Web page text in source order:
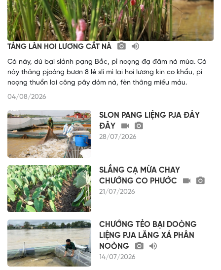
TẢNG LÀN HOI LƯƠNG CẮT NÀ
Cà này, dú bại slảnh pạng Bắc, pỉ noọng đạ đăm nà mùa. Cà
này thâng pjoỏng bươn 8 lẻ slì mì lai hoi lương kin co khẩu, pỉ
noọng thuổn lai công pây dỏm nà, fèn thâng miều mảu.
04/08/2026
SLON PANG LIỆNG PJA ĐẢY
ĐÂY
28/07/2026
SLẮNG CẠ MỪA CHAY
CHƯỚNG CO PHƯỚC
21/07/2026
CHƯỚNG TẺO BẠI DOÒNG
LIỆNG PJA LĂNG XÁ PHÂN
NOÒNG
14/07/2026